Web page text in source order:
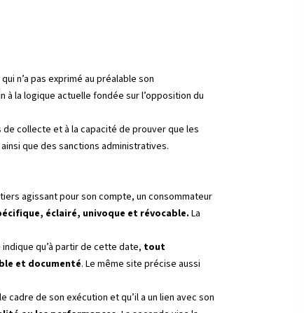
n’a pas exprimé au préalable son
à la logique actuelle fondée sur l’opposition du
collecte et à la capacité de prouver que les
que des sanctions administratives.
agissant pour son compte, un consommateur
éclairé, univoque et révocable. La
qu’à partir de cette date, tout
et documenté. Le même site précise aussi
de son exécution et qu’il a un lien avec son